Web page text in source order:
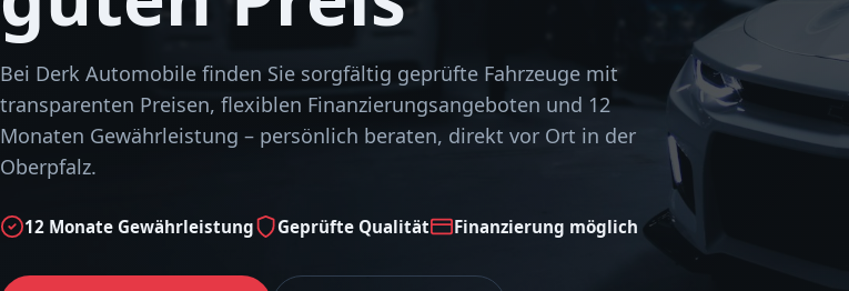
Bei Derk Automobile finden Sie sorgfältig geprüfte Fahrzeuge mit
transparenten Preisen, flexiblen Finanzierungsangeboten und 12
Monaten Gewährleistung – persönlich beraten, direkt vor Ort in der
Oberpfalz.
12 Monate Gewährleistung Geprüfte Qualität Finanzierung möglich